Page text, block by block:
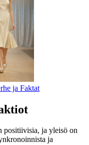
ja Faktat
positiivisia, ja yleisö on
ja